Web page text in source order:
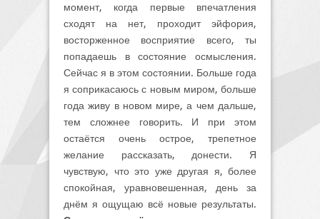
момент, когда первые впечатления
сходят на нет, проходит эйфория,
восторженное восприятие всего, ты
попадаешь в состояние осмысления.
Сейчас я в этом состоянии. Больше года
я соприкасаюсь с новым миром, больше
года живу в новом мире, а чем дальше,
тем сложнее говорить. И при этом
остаётся очень острое, трепетное
желание рассказать, донести. Я
чувствую, что это уже другая я, более
спокойная, уравновешенная, день за
днём я ощущаю всё новые результаты.